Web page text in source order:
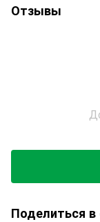
Отзывы
Поделиться в